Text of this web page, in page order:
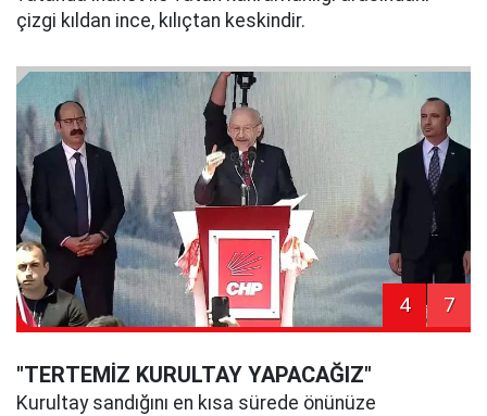
çizgi kıldan ince, kılıçtan keskindir.
4 7
"TERTEMİZ KURULTAY YAPACAĞIZ"
Kurultay sandığını en kısa sürede önünüze